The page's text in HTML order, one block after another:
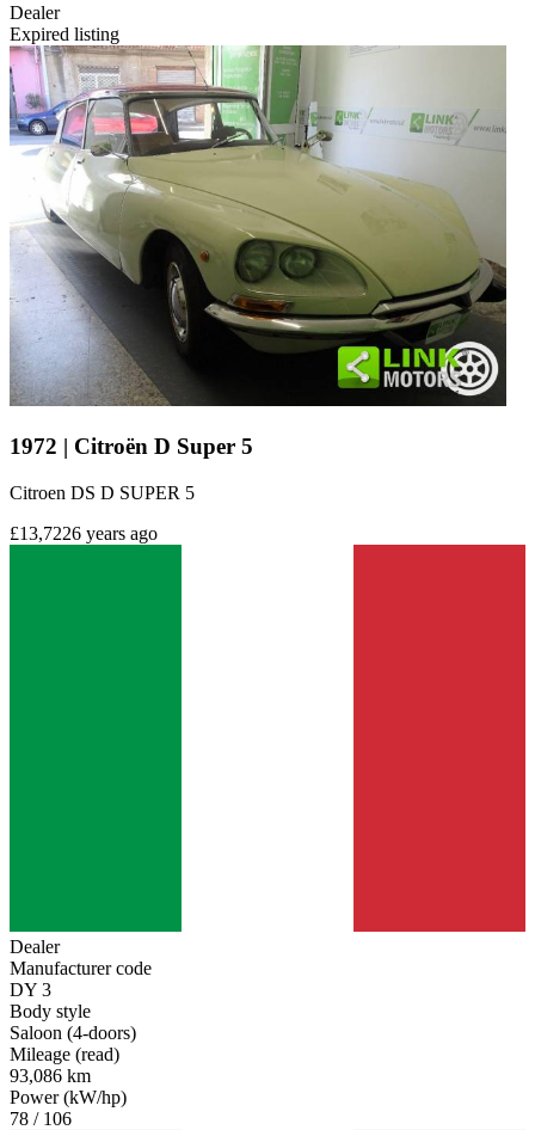
Dealer
Expired listing
1972 | Citroën D Super 5
Citroen DS D SUPER 5
£13,7226 years ago
Dealer
Manufacturer code
DY 3
Body style
Saloon (4-doors)
Mileage (read)
93,086 km
Power (kW/hp)
78 / 106